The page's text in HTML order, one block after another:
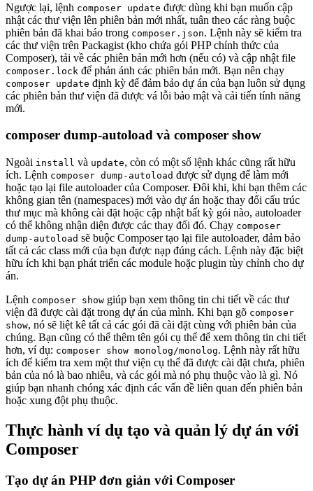
Ngược lại, lệnh composer update được dùng khi bạn muốn cập
nhật các thư viện lên phiên bản mới nhất, tuân theo các ràng buộc
phiên bản đã khai báo trong composer.json. Lệnh này sẽ kiểm tra
các thư viện trên Packagist (kho chứa gói PHP chính thức của
Composer), tải về các phiên bản mới hơn (nếu có) và cập nhật file
composer.lock để phản ánh các phiên bản mới. Bạn nên chạy
composer update định kỳ để đảm bảo dự án của bạn luôn sử dụng
các phiên bản thư viện đã được vá lỗi bảo mật và cải tiến tính năng
mới.
composer dump-autoload và composer show
Ngoài install và update, còn có một số lệnh khác cũng rất hữu
ích. Lệnh composer dump-autoload được sử dụng để làm mới
hoặc tạo lại file autoloader của Composer. Đôi khi, khi bạn thêm các
không gian tên (namespaces) mới vào dự án hoặc thay đổi cấu trúc
thư mục mà không cài đặt hoặc cập nhật bất kỳ gói nào, autoloader
có thể không nhận diện được các thay đổi đó. Chạy composer
dump-autoload sẽ buộc Composer tạo lại file autoloader, đảm bảo
tất cả các class mới của bạn được nạp đúng cách. Lệnh này đặc biệt
hữu ích khi bạn phát triển các module hoặc plugin tùy chỉnh cho dự
án.
Lệnh composer show giúp bạn xem thông tin chi tiết về các thư
viện đã được cài đặt trong dự án của mình. Khi bạn gõ composer
show, nó sẽ liệt kê tất cả các gói đã cài đặt cùng với phiên bản của
chúng. Bạn cũng có thể thêm tên gói cụ thể để xem thông tin chi tiết
hơn, ví dụ: composer show monolog/monolog. Lệnh này rất hữu
ích để kiểm tra xem một thư viện cụ thể đã được cài đặt chưa, phiên
bản của nó là bao nhiêu, và các gói mà nó phụ thuộc vào là gì. Nó
giúp bạn nhanh chóng xác định các vấn đề liên quan đến phiên bản
hoặc xung đột phụ thuộc.
Thực hành ví dụ tạo và quản lý dự án với
Composer
Tạo dự án PHP đơn giản với Composer